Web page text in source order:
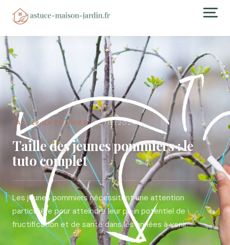
TAILLER UN POMMIER→05/12/2024
Taille des jeunes pommiers : le
tuto complet
Les jeunes pommiers nécessitent une attention
particulière pour atteindre leur plein potentiel de
fructification et de santé dans les années à venir.